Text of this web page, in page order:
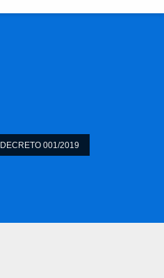
DECRETO 001/2019